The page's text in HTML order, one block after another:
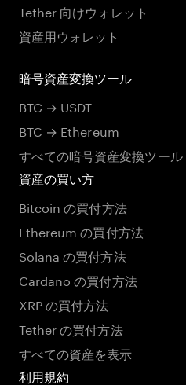
Tether 向けウォレット
資産用ウォレット
暗号資産変換ツール
BTC → USDT
BTC → Ethereum
すべての暗号資産変換ツール
資産の買い方
Bitcoin の買付方法
Ethereum の買付方法
Solana の買付方法
Cardano の買付方法
XRP の買付方法
Tether の買付方法
すべての資産を表示
利用規約